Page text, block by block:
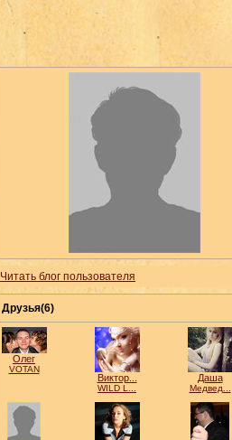
Читать блог пользователя
Друзья(6)
Олег
VOTAN
Виктор...
WILD L...
Даша
Медвед...